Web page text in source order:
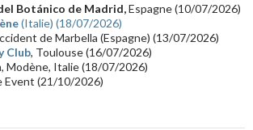
(14)
2024(14) Chine(13)
Botánico de Madrid,Espagne (10/07/2026)
(Italie) (18/07/2026)
de Marbella (Espagne) (13/07/2026)
Club, Toulouse (16/07/2026)
Modène, Italie (18/07/2026)
Event (21/10/2026)